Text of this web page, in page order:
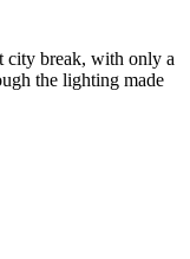
city break, with only a
the lighting made